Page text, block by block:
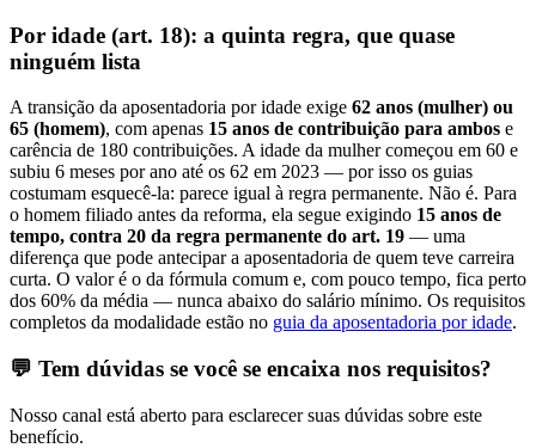
Por idade (art. 18): a quinta regra, que quase
ninguém lista
A transição da aposentadoria por idade exige 62 anos (mulher) ou
65 (homem), com apenas 15 anos de contribuição para ambos e
carência de 180 contribuições. A idade da mulher começou em 60 e
subiu 6 meses por ano até os 62 em 2023 — por isso os guias
costumam esquecê-la: parece igual à regra permanente. Não é. Para
o homem filiado antes da reforma, ela segue exigindo 15 anos de
tempo, contra 20 da regra permanente do art. 19 — uma
diferença que pode antecipar a aposentadoria de quem teve carreira
curta. O valor é o da fórmula comum e, com pouco tempo, fica perto
dos 60% da média — nunca abaixo do salário mínimo. Os requisitos
completos da modalidade estão no guia da aposentadoria por idade.
💬 Tem dúvidas se você se encaixa nos requisitos?
Nosso canal está aberto para esclarecer suas dúvidas sobre este
benefício.